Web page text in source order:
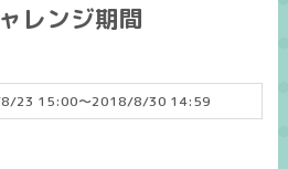
レンジ期間
23 15:00～2018/8/30 14:59